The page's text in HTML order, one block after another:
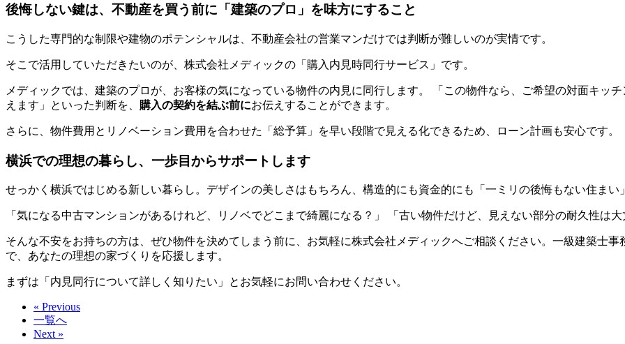
後悔しない鍵は、不動産を買う前に「建築のプロ」を味方にすること
こうした専門的な制限や建物のポテンシャルは、不動産会社の営業マンだけでは判断が難しいのが実情です。
そこで活用していただきたいのが、株式会社メディックの「購入内見時同行サービス」です。
メディックでは、建築のプロが、お客様の気になっている物件の内見に同行します。 「この物件なら、ご希望の対面キッ
えます」といった判断を、 購入の契約を結ぶ前にお伝えすることができます。
さらに、物件費用とリノベーション費用を合わせた「総予算」を早い段階で見える化できるため、ローン計画も安心です。
横浜での理想の暮らし、一歩目からサポートします
せっかく横浜ではじめる新しい暮らし。デザインの美しさはもちろん、構造的にも資金的にも「一ミリの後悔もない住ま
「気になる中古マンションがあるけれど、リノベでどこまで綺麗になる？」 「古い物件だけど、見えない部分の耐久性は
そんな不安をお持ちの方は、ぜひ物件を決めてしまう前に、お気軽に株式会社メディックへご相談ください。一級建築士
で、あなたの理想の家づくりを応援します。
まずは「内見同行について詳しく知りたい」とお気軽にお問い合わせください。
« Previous
一覧へ
Next »